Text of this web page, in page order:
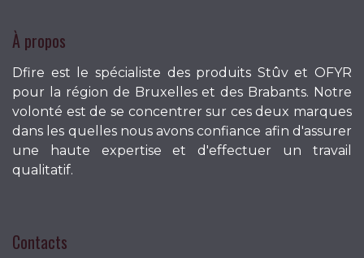
À propos
Dfire est le spécialiste des produits Stûv et OFYR
pour la région de Bruxelles et des Brabants. Notre
volonté est de se concentrer sur ces deux marques
dans les quelles nous avons confiance afin d'assurer
une haute expertise et d'effectuer un travail
qualitatif.
Contacts